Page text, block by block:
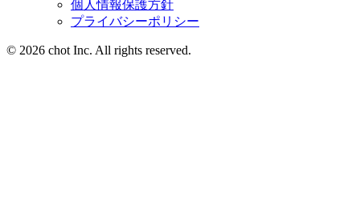
個人情報保護方針
プライバシーポリシー
© 2026 chot Inc. All rights reserved.